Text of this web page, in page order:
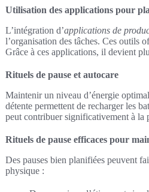
Utilisation des applications pour
L’intégration d’applications de
l’organisation des tâches. Ces outils
Grâce à ces applications, il devient
Rituels de pause et autocare
Maintenir un niveau d’énergie
détente permettent de recharger les
peut contribuer significativement à la
Rituels de pause efficaces pour
Des pauses bien planifiées peuvent
physique :